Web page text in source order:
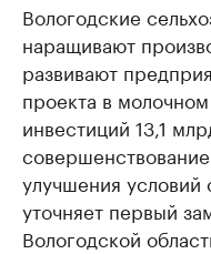
Вологодские
наращивают
развивают
проекта в
инвестиций 13,1
улучшения
уточняет первый
Вологодской